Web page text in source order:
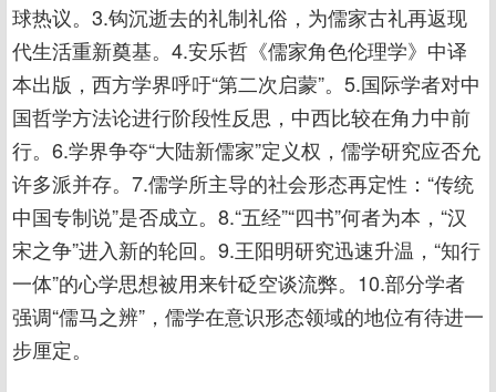
球热议。3.钩沉逝去的礼制礼俗，为儒家古礼再返现
代生活重新奠基。4.安乐哲《儒家角色伦理学》中译
本出版，西方学界呼吁“第二次启蒙”。5.国际学者对中
国哲学方法论进行阶段性反思，中西比较在角力中前
行。6.学界争夺“大陆新儒家”定义权，儒学研究应否允
许多派并存。7.儒学所主导的社会形态再定性：“传统
中国专制说”是否成立。8.“五经”“四书”何者为本，“汉
宋之争”进入新的轮回。9.王阳明研究迅速升温，“知行
一体”的心学思想被用来针砭空谈流弊。10.部分学者
强调“儒马之辨”，儒学在意识形态领域的地位有待进一
步厘定。